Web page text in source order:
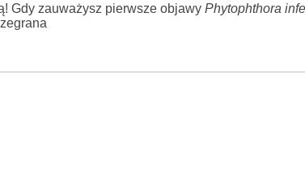
Gdy zauważysz pierwsze objawy Phytophthora